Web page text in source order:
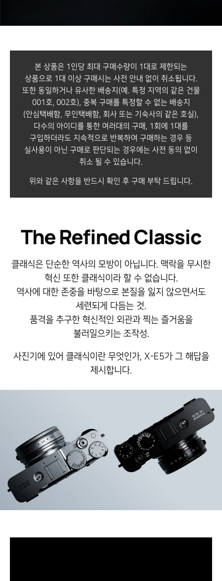
본 상품은 1인당 최대 구매수량이 1대로 제한되는
상품으로 1대 이상 구매시는 사전 안내 없이 취소됩니다.
또한 동일하거나 유사한 배송지(예. 특정 지역의 같은 건물
001호, 002호), 중복 구매를 특정할 수 없는 배송지
(안심택배함, 무인택배함, 회사 또는 기숙사의 같은 호실),
다수의 아이디를 통한 여러대의 구매, 1회에 1대를
구입하더라도 지속적으로 반복하여 구매하는 경우 등
실사용이 아닌 구매로 판단되는 경우에는 사전 동의 없이
취소 될 수 있습니다.
위와 같은 사항을 반드시 확인 후 구매 부탁 드립니다.
The Refined Classic
클래식은 단순한 역사의 모방이 아닙니다. 맥락을 무시한
혁신 또한 클래식이라 할 수 없습니다.
역사에 대한 존중을 바탕으로 본질을 잃지 않으면서도
세련되게 다듬는 것.
품격을 추구한 혁신적인 외관과 찍는 즐거움을
불러일으키는 조작성.
사진기에 있어 클래식이란 무엇인가, X-E5가 그 해답을
제시합니다.